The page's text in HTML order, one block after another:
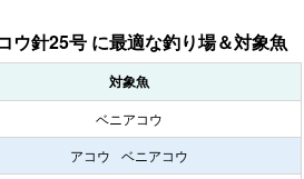
ウ針25号 に最適な釣り場＆対象魚
対象魚
ベニアコウ
アコウ
ベニアコウ